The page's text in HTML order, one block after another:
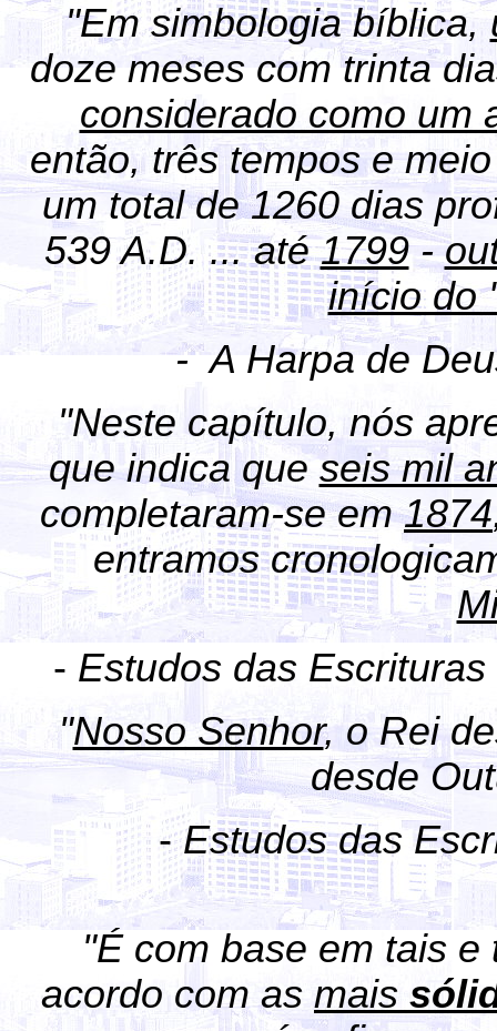
"Em simbologia bíblica,
doze meses com trinta
considerado como um
então, três tempos e
um total de 1260 dias
539 A.D. ... até1799-
início do
- A Harpa de
"Neste capítulo, nós
que indica queseis mil
completaram-se em1874
entramos
- Estudos das Escrituras
"Nosso Senhor, o Rei
desde
-Estudos das
"É com base em tais
acordo com as mais